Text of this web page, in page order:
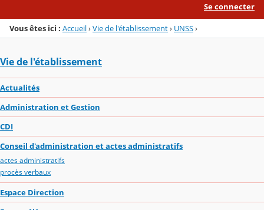
Se connecter
Vous êtes ici : Accueil›Vie de l'établissement› UNSS›
Vie de l'établissement
Actualités
Administration et Gestion
CDI
Conseil d'administration et actes administratifs
actes administratifs
procès verbaux
Espace Direction